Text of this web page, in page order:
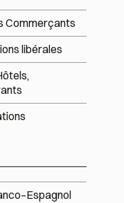
Commerçants
libérales